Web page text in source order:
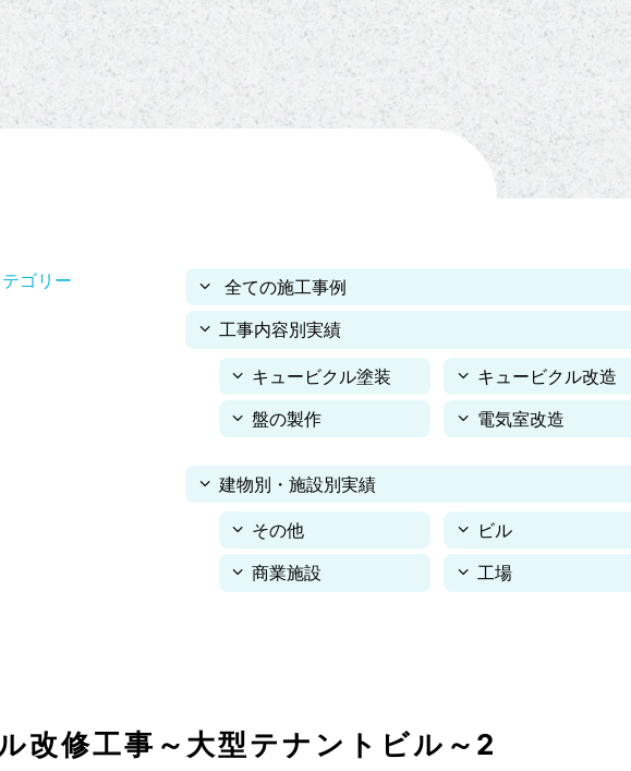
ゴリー
全ての施工事例
工事内容別実績
キュービクル塗装
キュービクル改造
盤の製作
電気室改造
建物別・施設別実績
その他
ビル
商業施設
工場
改修工事～大型テナントビル～2